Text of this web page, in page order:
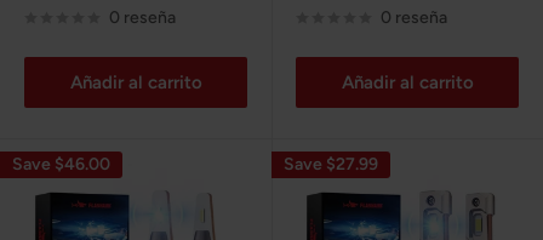
la carretera.0 reseña
Añadir al carrito
0 reseña
Añadir al carrito
Save $46.00 Save $27.99